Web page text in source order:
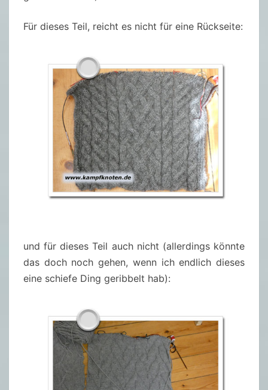
Für dieses Teil, reicht es nicht für eine Rückseite:
und für dieses Teil auch nicht (allerdings könnte
das doch noch gehen, wenn ich endlich dieses
eine schiefe Ding geribbelt hab):